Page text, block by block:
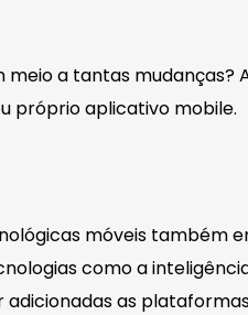
a tantas mudanças?
próprio aplicativo mobile.
móveis também
como a
as